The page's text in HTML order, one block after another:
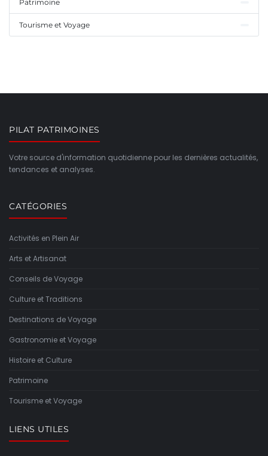
Patrimoine
Tourisme et Voyage
PILAT PATRIMOINES
Votre source d'information quotidienne pour les dernières actualités,
tendances et analyses.
CATÉGORIES
Activités en Plein Air
Arts et Artisanat
Conseils de Voyage
Culture et Traditions
Destinations de Voyage
Gastronomie et Voyage
Histoire et Culture
Patrimoine
Tourisme et Voyage
LIENS UTILES